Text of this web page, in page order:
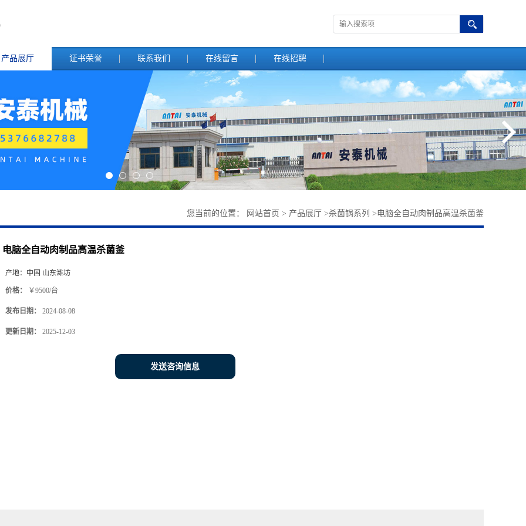
产品展厅 证书荣誉 联系我们 在线留言 在线招聘
您当前的位置： 网站首页 > 产品展厅 >杀菌锅系列 >电脑全自动肉制品高温杀菌釜
电脑全自动肉制品高温杀菌釜
产地： 中国 山东潍坊
价格： ￥9500/台
发布日期： 2024-08-08
更新日期： 2025-12-03
发送咨询信息